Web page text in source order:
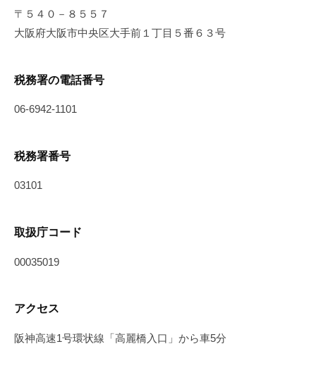
〒５４０－８５５７
大阪府大阪市中央区大手前１丁目５番６３号
税務署の電話番号
06-6942-1101
税務署番号
03101
取扱庁コード
00035019
アクセス
阪神高速1号環状線「高麗橋入口」から車5分